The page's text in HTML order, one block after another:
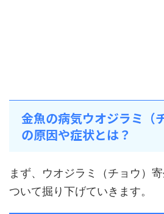
金魚の病気ウオジラミ（
の原因や症状とは？
まず、ウオジラミ（チョウ）
ついて掘り下げていきます。